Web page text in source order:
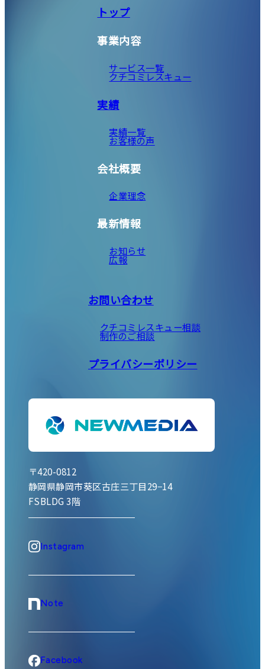
〒420-0812
静岡県静岡市葵区古庄三丁目29−14
FSBLDG 3階
Instagram
Note
Facebook
トップ
事業内容
サービス一覧
クチコミレスキュー
実績
実績一覧
お客様の声
会社概要
企業理念
最新情報
お知らせ
広報
お問い合わせ
クチコミレスキュー相談
制作のご相談
プライバシーポリシー